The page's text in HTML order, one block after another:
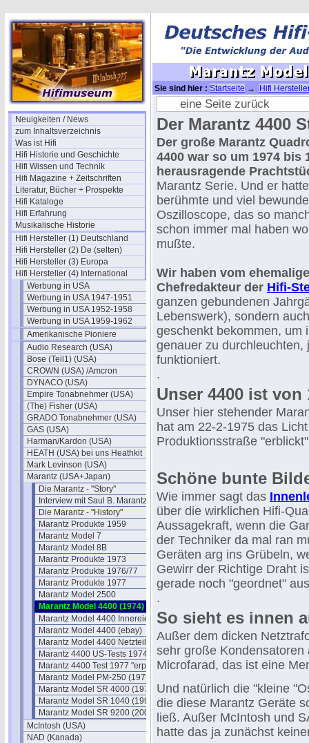
Neuigkeiten / News
zum Inhaltsverzeichnis
Was ist Hifi
Hifi Historie und Geschichte
Hifi Wissen und Technik
Hifi Magazine + Zeitschriften
Literatur, Bücher + Prospekte
Hifi Kataloge
Hifi Erfahrung
Musikalische Historie
Hifi Hersteller (1) Deutschland
Hifi Hersteller (2) De (selten)
Hifi Hersteller (3) Europa
Hifi Hersteller (4) International
Werbung in USA
Werbung in USA 1947-1951
Werbung in USA 1952-1958
Werbung in USA 1959-1962
Amerikanische Pioniere
Audio Research (USA)
Bose (Teil1) (USA)
CROWN (USA) /Amcron
DYNACO (USA)
Empire Tonabnehmer (USA)
(The) Fisher (USA)
GRADO Tonabnehmer (USA)
GAS (USA)
Harman/Kardon (USA)
HEATH (USA) bei uns Heathkit
Mark Levinson (USA)
Marantz (USA+Japan)
Die Marantz - "Story"
Interview mit Saul B. Marantz
Die Marantz - "History"
Marantz Produkte 1959
Marantz Model 7
Marantz Model 8B
Marantz Produkte 1973
Marantz Produkte 1976/77
Marantz Produkte 1977
Marantz Model 2500
Marantz Model 4400 (1974)
Marantz Model 4400 Innereien
Marantz Model 4400 (ebay)
Marantz Model 4400 Netzteil
Marantz 4400 US-Tests 1974/1975
Marantz 4400 Test 1977 "erprobt"
Marantz Model PM-250 (1979)
Marantz Model SR 4000 (1979)
Marantz Model SR 1040 (1994)
Marantz Model SR 9200 (2001)
McIntosh (USA)
NAD (Kanada)
Sie sind hier : Startseite →
Hifi
4400 (1974)eine Seite zurück
Der Marantz 4400
Der große Marantz
4400 war so um 1974 bis
herausragende
Marantz Serie. Und er
berühmte und viel
Oszilloscope, das so
schon immer mal haben
mußte.
Wir haben vom
Chefredakteur der Hifi-
ganzen gebundenen
Lebenswerk), sondern
geschenkt bekommen, um
genauer zu
funktioniert.
.
Unser 4400 ist von
Unser hier stehender
hat am 22-2-1975 das
Produktionsstraße
Schöne bunte
Wie immer sagt das
über die wirklichen Hifi-
Aussagekraft, wenn die
der Techniker da mal ran
Geräten arg ins Grübeln,
Gewirr der Richtige Draht
gerade noch "geordnet"
.
So sieht es innen
Außer dem dicken
sehr große Kondensatoren
Microfarad, das ist eine
Und natürlich die "kleine
die diese Marantz Geräte
ließ. Außer McIntosh und
hatte das ja zunächst